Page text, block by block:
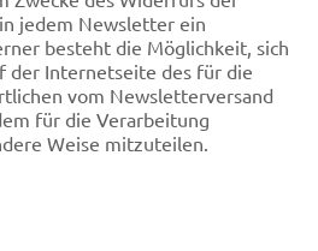
jedem Newsletter ein
besteht die Möglichkeit, sich
der Internetseite des für die
vom Newsletterversand
für die Verarbeitung
Weise mitzuteilen.